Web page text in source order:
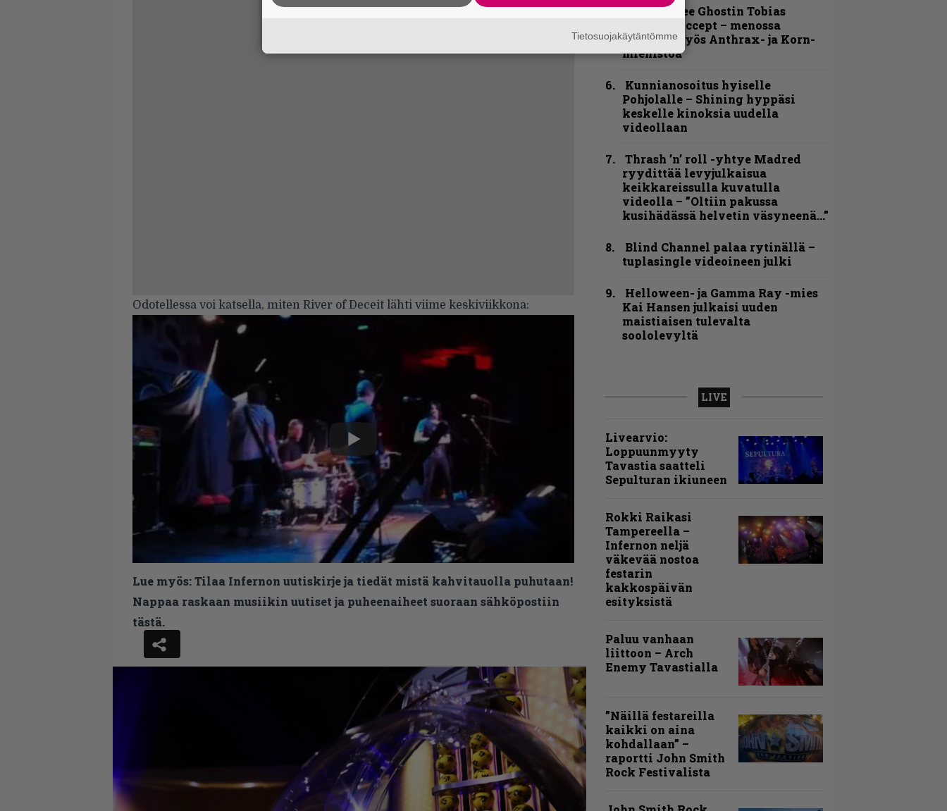
Odotellessa voi katsella, miten River of Deceit lähti viime keskiviikkona:
Lue myös:Tilaa Infernon uutiskirje ja tiedät mistä kahvitauolla puhutaan!
Nappaa raskaan musiikin uutiset ja puheenaiheet suoraan sähköpostiin
tästä.
Näin lähtee Ghostin Tobias
Forgelta Accept – menossa
mukana myös Anthrax- ja Korn-
miehistöä
Kunnianosoitus hyiselle
Pohjolalle – Shining hyppäsi
keskelle kinoksia uudella
videollaan
Thrash ’n’ roll -yhtye Madred
ryydittää levyjulkaisua
keikkareissulla kuvatulla
videolla – ”Oltiin pakussa
kusihädässä helvetin väsyneenä…”
Blind Channel palaa rytinällä –
tuplasingle videoineen julki
Helloween- ja Gamma Ray -mies
Kai Hansen julkaisi uuden
maistiaisen tulevalta
soololevyltä
LIVE
Livearvio:
Loppuunmyyty
Tavastia saatteli
Sepulturan ikiuneen
Rokki Raikasi
Tampereella –
Infernon neljä
väkevää nostoa
festarin
kakkospäivän
esityksistä
Paluu vanhaan
liittoon – Arch
Enemy Tavastialla
”Näillä festareilla
kaikki on aina
kohdallaan” –
raportti John Smith
Rock Festivalista
Tietosuojakäytäntömme